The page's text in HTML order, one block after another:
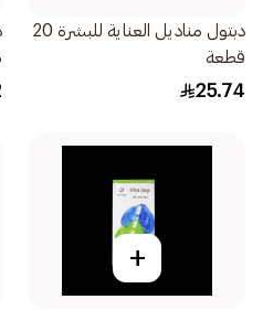
دبتول مناديل العناية للبشرة 20
قطعة
25.74
+